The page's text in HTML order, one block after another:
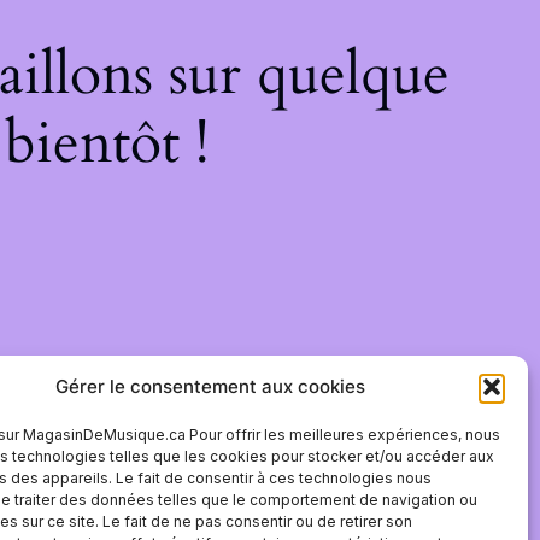
Gérer le consentement aux cookies
MagasinDeMusique.ca Pour offrir les meilleures expériences, nous
technologies telles que les cookies pour stocker et/ou accéder aux
des appareils. Le fait de consentir à ces technologies nous
traiter des données telles que le comportement de navigation ou
sur ce site. Le fait de ne pas consentir ou de retirer son
sur quelque
!